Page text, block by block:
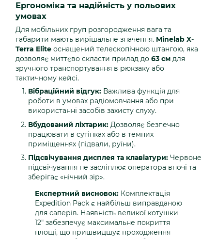
Ергономіка та надійність у польових
умовах
Для мобільних груп розгородження вага та
габарити мають вирішальне значення. Minelab X-
Terra Elite оснащений телескопічною штангою, яка
дозволяє миттєво скласти прилад до 63 см для
зручного транспортування в рюкзаку або
тактичному кейсі.
Вібраційний відгук: Важлива функція для
роботи в умовах радіомовчання або при
використанні засобів захисту слуху.
Вбудований ліхтарик: Дозволяє безпечно
працювати в сутінках або в темних
приміщеннях (підвали, руїни).
Підсвічування дисплея та клавіатури: Червоне
підсвічування не засліплює оператора вночі та
зберігає «нічний зір».
Експертний висновок: Комплектація
Expedition Pack є найбільш виправданою
для саперів. Наявність великої котушки
12" забезпечує максимальне покриття
площі, що пришвидшує проходження